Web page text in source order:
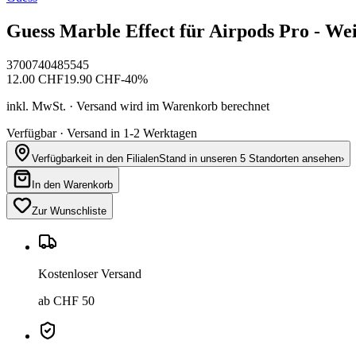
Guess Marble Effect für Airpods Pro -
3700740485545
12.00 CHF19.90 CHF-40%
inkl. MwSt. · Versand wird im Warenkorb berechnet
Verfügbar · Versand in 1-2 Werktagen
Verfügbarkeit in den FilialenStand in unseren 5 Standorten ansehen›
In den Warenkorb
Zur Wunschliste
Kostenloser Versand
ab CHF 50